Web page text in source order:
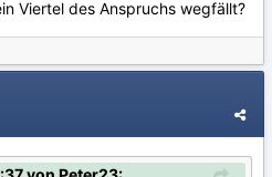
Viertel des Anspruchs wegfällt?